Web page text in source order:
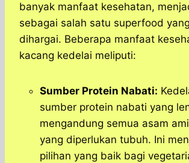
banyak manfaat kesehatan,
sebagai salah satu superfood
dihargai. Beberapa manfaat
kacang kedelai meliputi:
Sumber Protein Nabati:
sumber protein nabati yang
mengandung semua asam
yang diperlukan tubuh. Ini
pilihan yang baik bagi